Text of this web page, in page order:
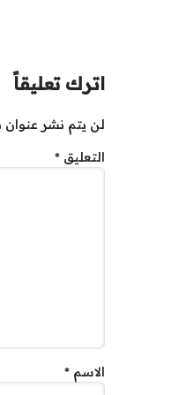
اترك تعليقاً
لن يتم نشر عنوان
التعليق *
الاسم *